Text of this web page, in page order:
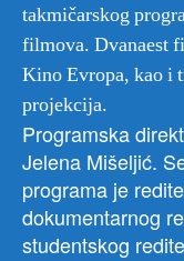
takmičarskog
filmova. Dvanaest
Kino Evropa, kao i
projekcija.
Programska
Jelena Mišeljić.
programa je
dokumentarnog
studentskog